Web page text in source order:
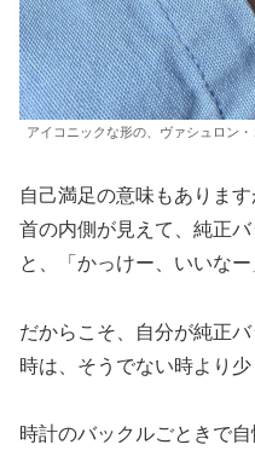
アイコニックな形の、ヴァシュロン
自己満足の意味もありま
首の内側が見えて、純正
と、「かっけー、いいなー
だからこそ、自分が純正
時は、そうでない時より少
時計のバックルごときで